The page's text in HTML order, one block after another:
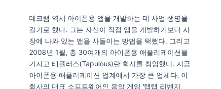
데크램 역시 아이폰용 앱을 개발하는 데 사업 생명을
걸기로 했다. 그는 자신이 직접 앱을 개발하기보다 시
장에 나와 있는 앱을 사들이는 방법을 택했다. 그리고
2008년 1월, 총 30여개의 아이폰용 애플리케이션을
가지고 태퓰러스(Tapulous)란 회사를 창업했다. 지금
아이폰용 애플리케이션 업계에서 가장 큰 업체다. 이
회사의 대표 소프트웨어인 음악 게임 '탭탭 리벤지